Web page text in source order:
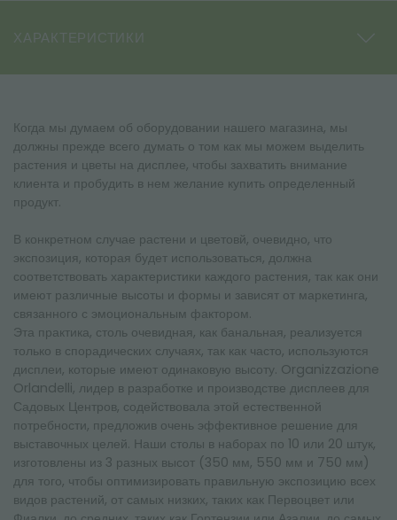
ХАРАКТЕРИСТИКИ
Когда мы думаем об оборудовании нашего магазина, мы
должны прежде всего думать о том как мы можем выделить
растения и цветы на дисплее, чтобы захватить внимание
клиента и пробудить в нем желание купить определенный
продукт.
В конкретном случае растени и цветовй, очевидно, что
экспозиция, которая будет использоваться, должна
соответствовать характеристики каждого растения, так как они
имеют различные высоты и формы и зависят от маркетинга,
связанного с эмоциональным фактором.
Эта практика, столь очевидная, как банальная, реализуется
только в спорадических случаях, так как часто, используются
дисплеи, которые имеют одинаковую высоту. Organizzazione
Orlandelli, лидер в разработке и производстве дисплеев для
Садовых Центров, содействовала этой естественной
потребности, предложив очень эффективное решение для
выставочных целей. Наши столы в наборах по 10 или 20 штук,
изготовлены из 3 разных высот (350 мм, 550 мм и 750 мм)
для того, чтобы оптимизировать правильную экспозицию всех
видов растений, от самых низких, таких как Первоцвет или